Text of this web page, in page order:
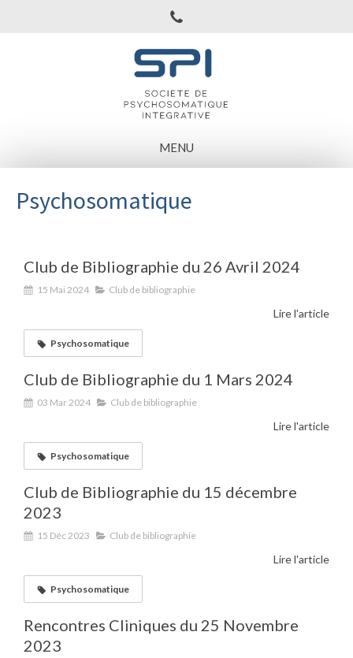
MENU
Psychosomatique
Club de Bibliographie du 26 Avril 2024
15 Mai 2024 Club de bibliographie
Lire l'article
Psychosomatique
Club de Bibliographie du 1 Mars 2024
03 Mar 2024 Club de bibliographie
Lire l'article
Psychosomatique
Club de Bibliographie du 15 décembre
2023
15 Déc 2023 Club de bibliographie
Lire l'article
Psychosomatique
Rencontres Cliniques du 25 Novembre
2023